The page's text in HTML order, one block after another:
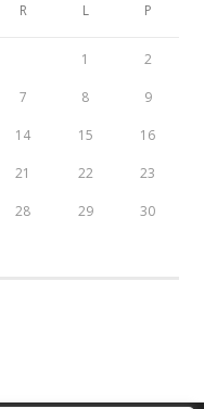
R L P
1 2
7 8 9
14 15 16
21 22 23
28 29 30